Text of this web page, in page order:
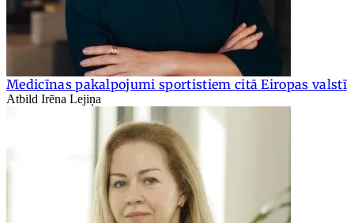
Medicīnas pakalpojumi sportistiem citā Eiropas valstī
Atbild Irēna Lejiņa